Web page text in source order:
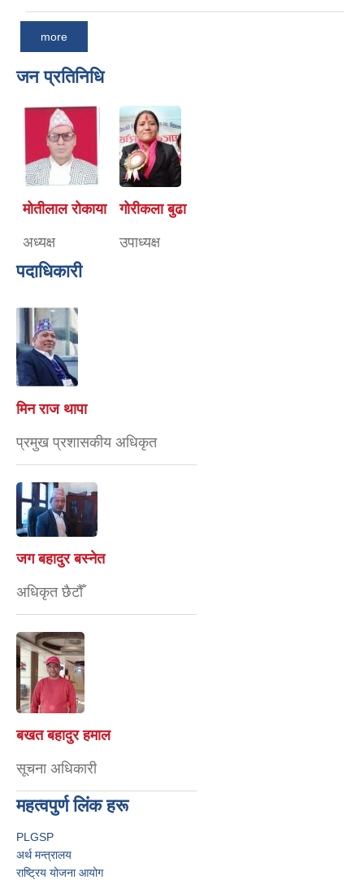
more
जन प्रतिनिधि
मोतीलाल रोकाया
अध्यक्ष
गोरीकला बुढा
उपाध्यक्ष
पदाधिकारी
मिन राज थापा
प्रमुख प्रशासकीय अधिकृत
जग बहादुर बस्नेत
अधिकृत छैटौँ
बखत बहादुर हमाल
सूचना अधिकारी
महत्वपुर्ण लिंक हरू
PLGSP
अर्थ मन्त्रालय
राष्ट्रिय योजना आयोग